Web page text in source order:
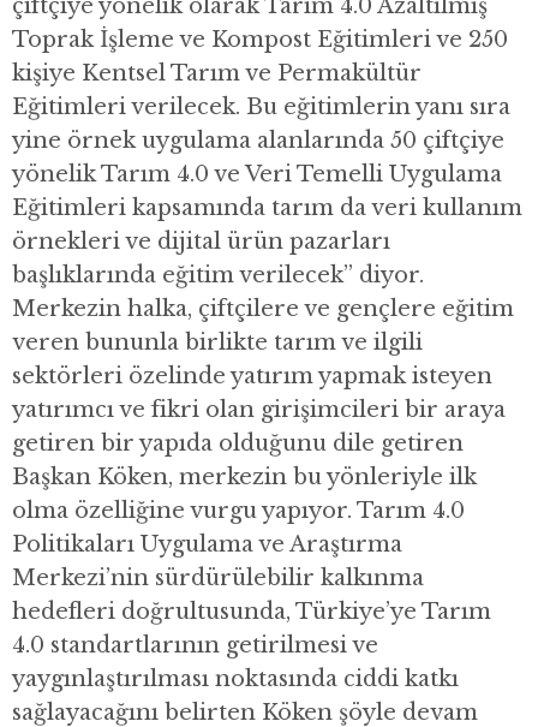
çiftçiye yönelik olarak Tarım 4.0 Azaltılmış
Toprak İşleme ve Kompost Eğitimleri ve 250
kişiye Kentsel Tarım ve Permakültür
Eğitimleri verilecek. Bu eğitimlerin yanı sıra
yine örnek uygulama alanlarında 50 çiftçiye
yönelik Tarım 4.0 ve Veri Temelli Uygulama
Eğitimleri kapsamında tarım da veri kullanım
örnekleri ve dijital ürün pazarları
başlıklarında eğitim verilecek” diyor.
Merkezin halka, çiftçilere ve gençlere eğitim
veren bununla birlikte tarım ve ilgili
sektörleri özelinde yatırım yapmak isteyen
yatırımcı ve fikri olan girişimcileri bir araya
getiren bir yapıda olduğunu dile getiren
Başkan Köken, merkezin bu yönleriyle ilk
olma özelliğine vurgu yapıyor. Tarım 4.0
Politikaları Uygulama ve Araştırma
Merkezi’nin sürdürülebilir kalkınma
hedefleri doğrultusunda, Türkiye’ye Tarım
4.0 standartlarının getirilmesi ve
yaygınlaştırılması noktasında ciddi katkı
sağlayacağını belirten Köken şöyle devam